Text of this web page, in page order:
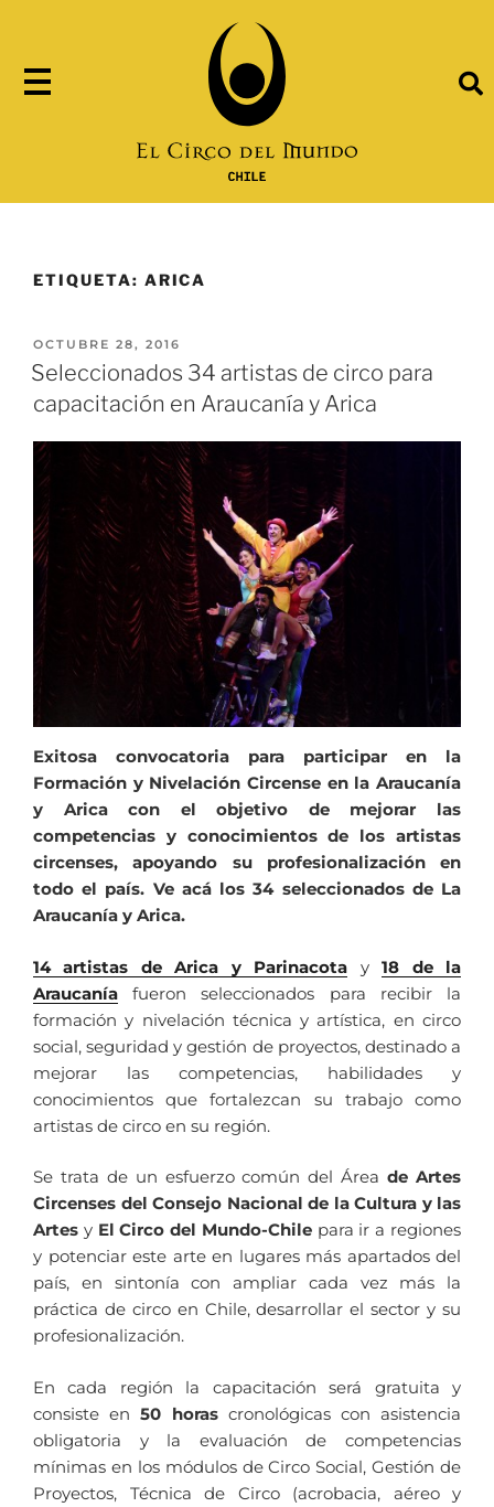
ETIQUETA: ARICA
OCTUBRE 28, 2016
Seleccionados 34 artistas de circo para
capacitación en Araucanía y Arica
Exitosa convocatoria para participar en la
Formación y Nivelación Circense en la Araucanía
y Arica con el objetivo de mejorar las
competencias y conocimientos de los artistas
circenses, apoyando su profesionalización en
todo el país. Ve acá los 34 seleccionados de La
Araucanía y Arica.
14 artistas de Arica y Parinacota y18 de la
Araucanía fueron seleccionados para recibir la
formación y nivelación técnica y artística, en circo
social, seguridad y gestión de proyectos, destinado a
mejorar las competencias, habilidades y
conocimientos que fortalezcan su trabajo como
artistas de circo en su región.
Se trata de un esfuerzo común del Áreade Artes
Circenses del Consejo Nacional de la Cultura y las
Artes y El Circo del Mundo-Chilepara ir a regiones
y potenciar este arte en lugares más apartados del
país, en sintonía con ampliar cada vez más la
práctica de circo en Chile, desarrollar el sector y su
profesionalización.
En cada región la capacitación será gratuita y
consiste en50 horascronológicas con asistencia
obligatoria y la evaluación de competencias
mínimas en los módulos de Circo Social, Gestión de
Proyectos, Técnica de Circo (acrobacia, aéreo y